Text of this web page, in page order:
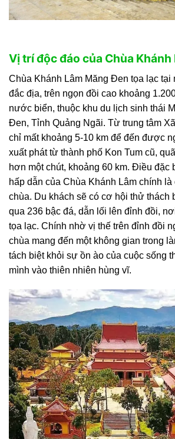
Vị trí độc đáo của Chùa
Chùa Khánh Lâm Măng Đen tọa lạc tại
đắc địa, trên ngọn đồi cao khoảng
nước biển, thuộc khu du lịch sinh thái
Đen, Tỉnh Quảng Ngãi. Từ trung tâm
chỉ mất khoảng 5-10 km để đến được
xuất phát từ thành phố Kon Tum cũ,
hơn một chút, khoảng 60 km. Điều đặc
hấp dẫn của Chùa Khánh Lâm chính
chùa. Du khách sẽ có cơ hội thử thách
qua 236 bậc đá, dẫn lối lên đỉnh đồi,
tọa lạc. Chính nhờ vị thế trên đỉnh đồi
chùa mang đến một không gian trong
tách biệt khỏi sự ồn ào của cuộc sống
mình vào thiên nhiên hùng vĩ.